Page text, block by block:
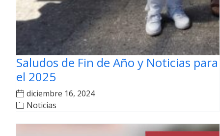
Saludos de Fin de Año y Noticias para
el 2025
diciembre 16, 2024
Noticias